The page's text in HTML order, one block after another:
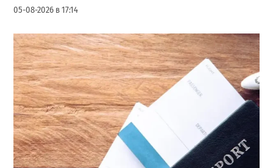
05-08-2026 в 17:14